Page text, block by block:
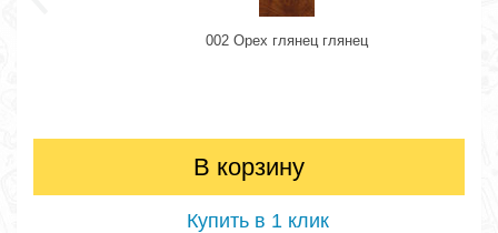
002 Орех глянец глянец
В корзину
Купить в 1 клик